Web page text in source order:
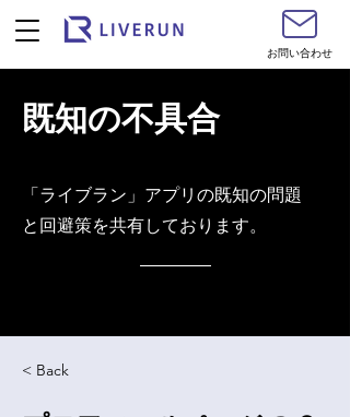
お問い合わせ
既知の不具合
​「ライブラン」アプリの既知の問題
と回避策を共有しております。
< Back